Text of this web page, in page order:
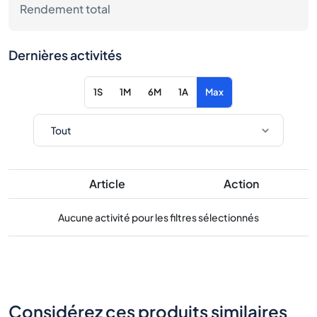
Rendement total
Dernières activités
1S 1M 6M 1A Max
Article Action
Aucune activité pour les filtres sélectionnés
Considérez ces produits similaires